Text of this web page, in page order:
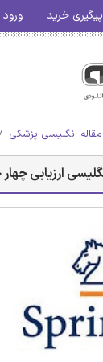
پیگیری خرید
مقاله انگلیسی پزشکی
ارزیابی